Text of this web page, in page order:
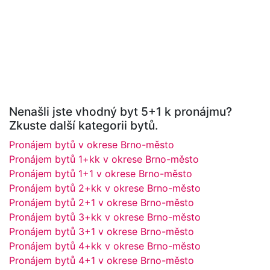
Nenašli jste vhodný byt 5+1 k pronájmu?
Zkuste další kategorii bytů.
Pronájem bytů v okrese Brno-město
Pronájem bytů 1+kk v okrese Brno-město
Pronájem bytů 1+1 v okrese Brno-město
Pronájem bytů 2+kk v okrese Brno-město
Pronájem bytů 2+1 v okrese Brno-město
Pronájem bytů 3+kk v okrese Brno-město
Pronájem bytů 3+1 v okrese Brno-město
Pronájem bytů 4+kk v okrese Brno-město
Pronájem bytů 4+1 v okrese Brno-město